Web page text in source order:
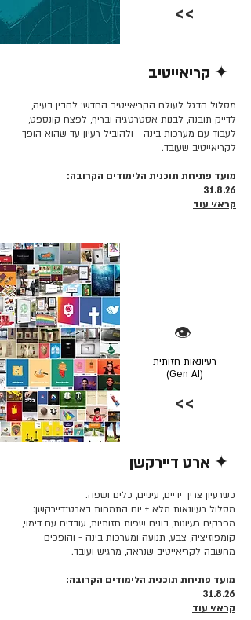
>>
✦ קריאייטיב
מסלול הדגל לעולם הקריאייטיב החדש: להבין בעיה,
לדייק תובנה, לבנות אסטרטגיה ובריף, לפצח קונספט,
לעבוד עם מערכות בינה - ולהוביל רעיון עד שהוא הופך
לקריאייטיב שעובד.
מועד פתיחת תוכנית הלימודים הקרובה:
31.8.26
קרא/י עוד
👁️
רעיונאות חזותית
(Gen AI)
>>
✦ ארט דיירקשן
כשרעיון צריך ידיים, עיניים, כלים ושפה.
מסלול רעיונאות מלא + יום התמחות בארט־דיירקשן:
מפרקים רעיונות, בונים שפות חזותיות, עובדים עם דימוי,
קומפוזיציה, צבע, תנועה ומערכות בינה - והופכים
מחשבה לקריאייטיב שנראה, מרגיש ועובד.
מועד פתיחת תוכנית הלימודים הקרובה:
31.8.26
קרא/י עוד